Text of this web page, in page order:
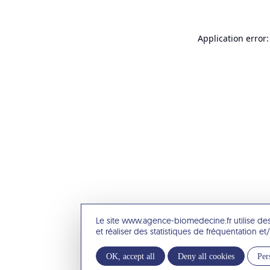
Le site www.agence-biomedecine.fr utilise
et réaliser des statistiques de fréquentation
OK, accept all Deny all cookies
Application